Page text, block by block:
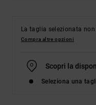
La taglia selezionata
Compra altre opzioni
Scopri la
Seleziona una